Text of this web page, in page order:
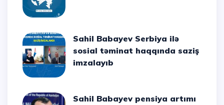
Sahil Babayev Serbiya ilə
sosial təminat haqqında saziş
imzalayıb
Sahil Babayev pensiya artımı